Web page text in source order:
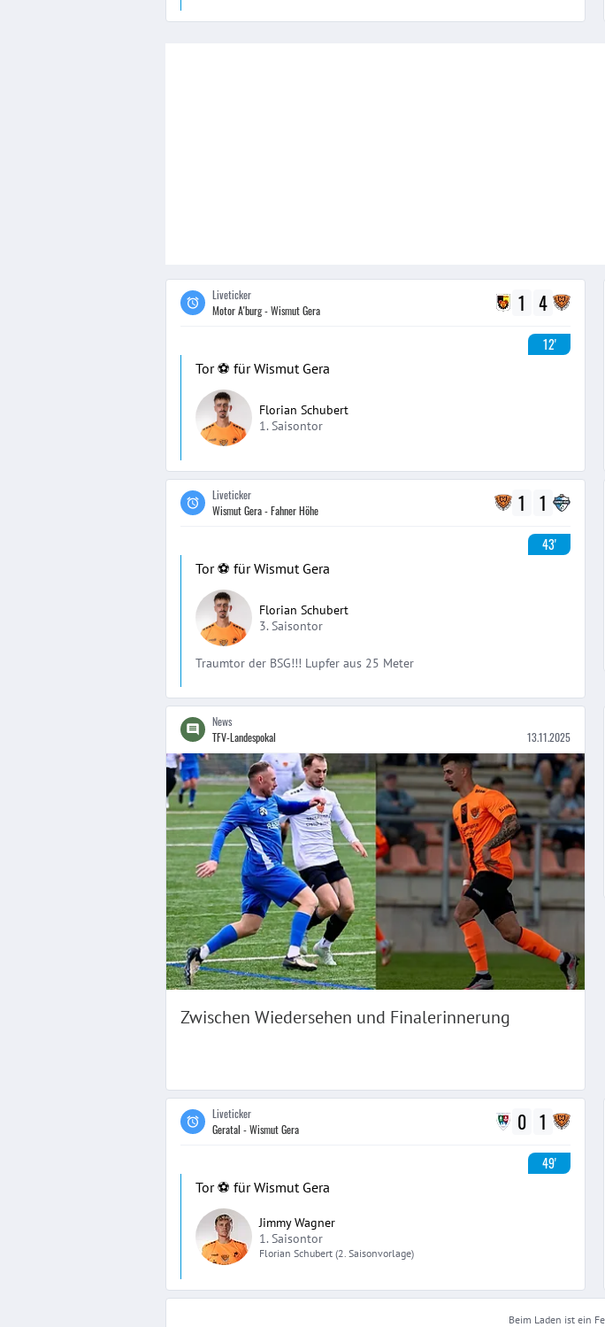
Liveticker
Motor A'burg - Wismut Gera
1 4
12'
Tor ⚽️ für Wismut Gera
Florian Schubert
1. Saisontor
Liveticker
Wismut Gera - Fahner Höhe
1 1
43'
Tor ⚽️ für Wismut Gera
Florian Schubert
3. Saisontor
Traumtor der BSG!!! Lupfer aus 25 Meter
News
TFV-Landespokal
13.11.2025
Zwischen Wiedersehen und Finalerinnerung
Liveticker
Geratal - Wismut Gera
0 1
49'
Tor ⚽️ für Wismut Gera
Jimmy Wagner
1. Saisontor
Florian Schubert (2. Saisonvorlage)
Beim Laden ist ein